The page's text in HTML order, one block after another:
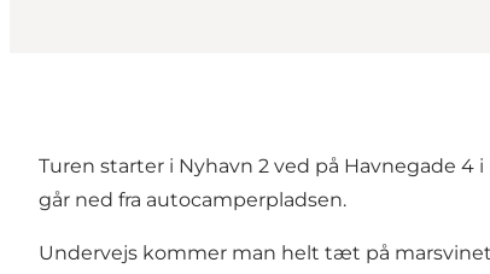
Turen starter i Nyhavn 2 ved på Havnegade
går ned fra autocamperpladsen.
Undervejs kommer man helt tæt på